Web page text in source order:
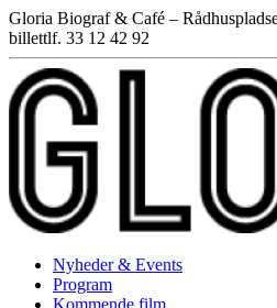
Gloria Biograf & Café –
billettlf. 33 12 42 92
Nyheder & Events
Program
Kommende film